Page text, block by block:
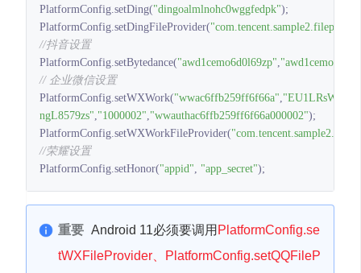
PlatformConfig.setDing("dingoalmlnohc0wggfedpk");
PlatformConfig.setDingFileProvider(
//抖音设置
PlatformConfig.setBytedance("awd1cemo6d0l69zp"
// 企业微信设置
PlatformConfig.setWXWork("wwac6ffb259ff6f66a"
ngL8579zs" "1000002" "wwauthac6ffb259ff6f66a000002");
PlatformConfig.setWXWorkFileProvider(
//荣耀设置
PlatformConfig.setHonor("appid" "app_secret");
重要 Android 11必须要调用 PlatformConfig.se
tWXFileProvider、PlatformConfig.setQQFileP